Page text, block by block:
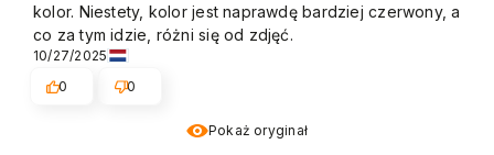
Pokaż oryginał
kolor. Niestety, kolor jest naprawdę bardziej czerwony, a
co za tym idzie, różni się od zdjęć.
10/27/2025
0
0